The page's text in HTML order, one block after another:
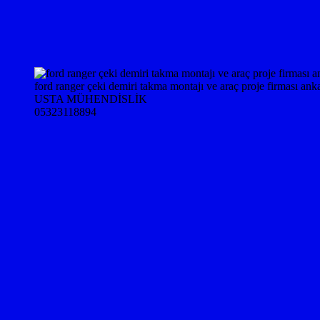
ford ranger çeki demiri takma montajı ve araç proje firması
USTA MÜHENDİSLİK
05323118894